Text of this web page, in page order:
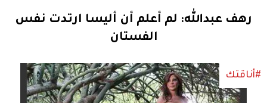
رهف عبدالله: لم أعلم أن أليسا ارتدت نفس
الفستان
#أناقتك